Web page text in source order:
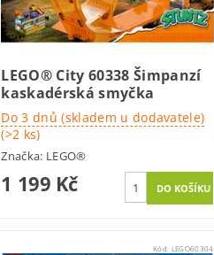
LEGO® City 60338 Šimpanzí
kaskadérská smyčka
Do 3 dnů (skladem u dodavatele)
(>2 ks)
Značka: LEGO®
1 199 Kč
Kód: LEGO60304